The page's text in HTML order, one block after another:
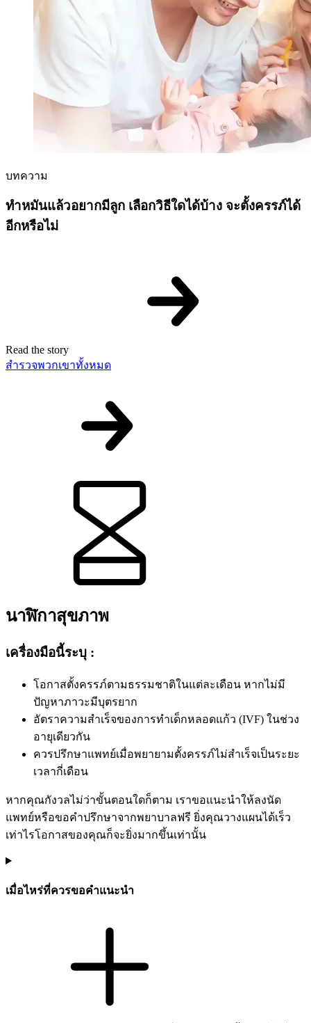
บทความ
ทําหมันแล้วอยากมีลูก เลือกวิธีใดได้บ้าง จะตั้งครรภ์ได้
อีกหรือไม่
Read the story
สำรวจพวกเขาทั้งหมด
นาฬิกาสุขภาพ
เครื่องมือนี้ระบุ :
โอกาสตั้งครรภ์ตามธรรมชาติในแต่ละเดือน หากไม่มี
ปัญหาภาวะมีบุตรยาก
อัตราความสำเร็จของการทำเด็กหลอดแก้ว (IVF) ในช่วง
อายุเดียวกัน
ควรปรึกษาแพทย์เมื่อพยายามตั้งครรภ์ไม่สำเร็จเป็นระยะ
เวลากี่เดือน
หากคุณกังวลไม่ว่าขั้นตอนใดก็ตาม เราขอแนะนำให้ลงนัด
แพทย์หรือขอคำปรึกษาจากพยาบาลฟรี ยิ่งคุณวางแผนได้เร็ว
เท่าไรโอกาสของคุณก็จะยิ่งมากขึ้นเท่านั้น
เมื่อไหร่ที่ควรขอคำแนะนำ